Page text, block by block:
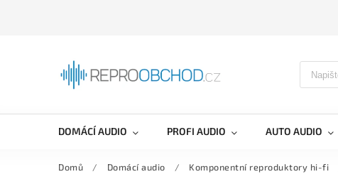
DOMÁCÍ AUDIO PROFI AUDIO AUTO AUDIO
Domů / Domácí audio / Komponentní reproduktory hi-fi